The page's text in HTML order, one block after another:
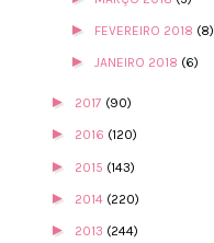
► FEVEREIRO 2018 (8)
► JANEIRO 2018 (6)
► 2017 (90)
► 2016 (120)
► 2015 (143)
► 2014 (220)
► 2013 (244)